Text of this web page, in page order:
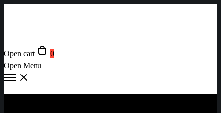
Open cart
0
Open Menu